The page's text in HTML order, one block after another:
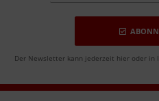
Der Newsletter kann jederzeit hier oder in